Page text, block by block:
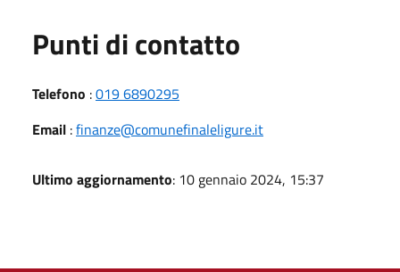
Punti di contatto
Telefono :019 6890295
Email :finanze@comunefinaleligure.it
Ultimo aggiornamento: 10 gennaio 2024, 15:37